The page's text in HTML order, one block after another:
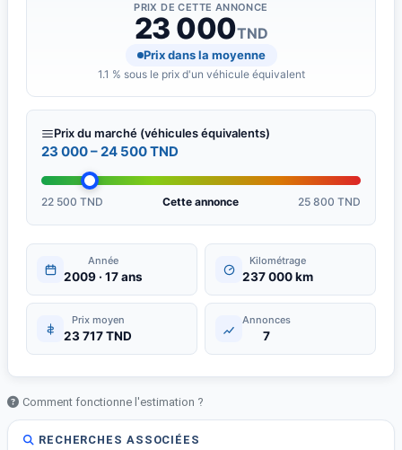
PRIX DE CETTE ANNONCE
23 000TND
Prix dans la moyenne
1.1 % sous le prix d'un véhicule équivalent
Prix du marché (véhicules équivalents)
23 000 – 24 500 TND
22 500 TND Cette annonce 25 800 TND
Année
2009 · 17 ans
Kilométrage
237 000 km
Prix moyen
23 717 TND
Annonces
7
Comment fonctionne l'estimation ?
RECHERCHES ASSOCIÉES